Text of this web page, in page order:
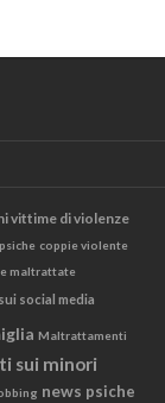
vittime di violenze
coppie violente
maltrattate
social media
Maltrattamenti
sui minori
news psiche